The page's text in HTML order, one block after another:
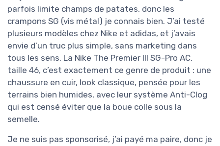
parfois limite champs de patates, donc les
crampons SG (vis métal) je connais bien. J’ai testé
plusieurs modèles chez Nike et adidas, et j’avais
envie d’un truc plus simple, sans marketing dans
tous les sens. La Nike The Premier III SG-Pro AC,
taille 46, c’est exactement ce genre de produit : une
chaussure en cuir, look classique, pensée pour les
terrains bien humides, avec leur système Anti-Clog
qui est censé éviter que la boue colle sous la
semelle.
Je ne suis pas sponsorisé, j’ai payé ma paire, donc je